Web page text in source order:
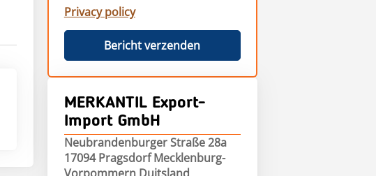
Privacy policy
Bericht verzenden
MERKANTIL Export-
Import GmbH
Neubrandenburger Straße 28a
17094 Pragsdorf Mecklenburg-